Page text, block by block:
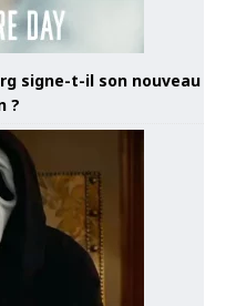
signe-t-il son nouveau
?